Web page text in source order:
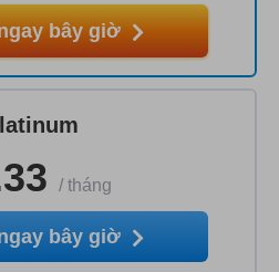
bây giờ
/ tháng
bây giờ